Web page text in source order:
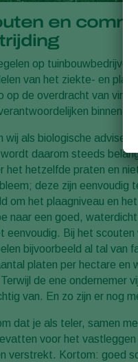
en
op
van het ziekte- en
op de overdracht van
binnen
wij als biologische
daarom steeds
het hetzelfde praten en
deze zijn eenvoudig
om het plaagniveau en
naar een goed,
eenvoudig. Bij het scouten
bijvoorbeeld al tal van
platen per hectare en
de ene ondernemer
van. En zo zijn er nog
dat je als teler, samen
voor het
verstrekt. Kortom: goed